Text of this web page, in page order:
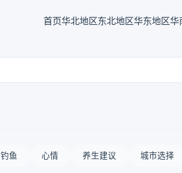
首页华北地区东北地区华东地区华
钓鱼 心情 养生建议 城市选择